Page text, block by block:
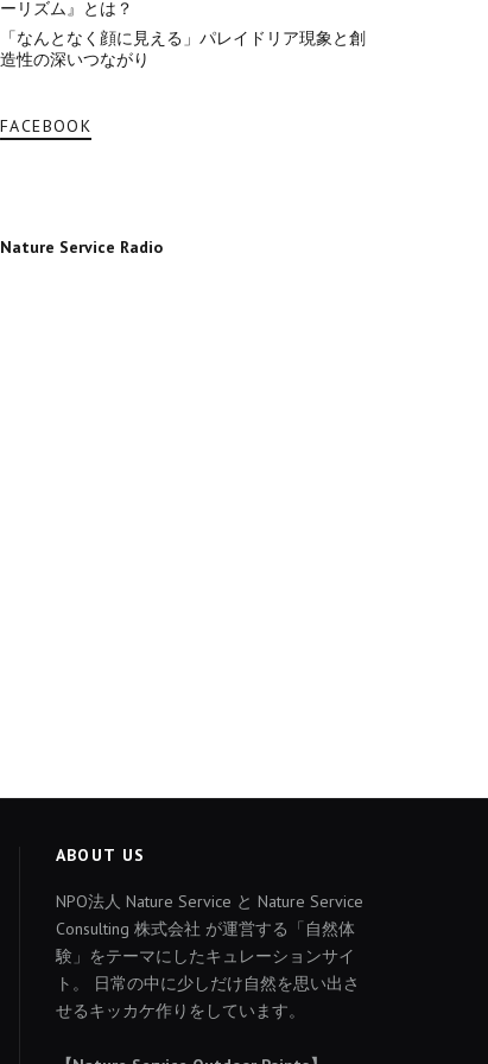
ーリズム』とは？
「なんとなく顔に見える」パレイドリア現象と創
造性の深いつながり
FACEBOOK
Nature Service Radio
ABOUT US
NPO法人 Nature Service と Nature Service
Consulting 株式会社 が運営する「自然体
験」をテーマにしたキュレーションサイ
ト。 日常の中に少しだけ自然を思い出さ
せるキッカケ作りをしています。